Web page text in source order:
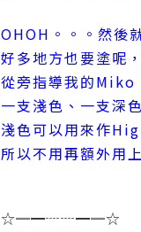
OHOH。。。然後
好多地方也要塗呢
從旁指導我的Miko
一支淺色、一支深色
淺色可以用來作
所以不用再額外用
☆═━┈┈━═☆